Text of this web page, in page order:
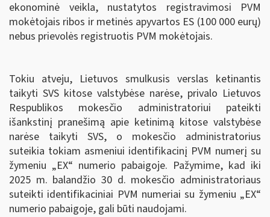
ekonominė veikla, nustatytos registravimosi PVM
mokėtojais ribos ir metinės apyvartos ES (100 000 eurų)
nebus prievolės registruotis PVM mokėtojais.
Tokiu atveju, Lietuvos smulkusis verslas ketinantis
taikyti SVS kitose valstybėse narėse, privalo Lietuvos
Respublikos mokesčio administratoriui pateikti
išankstinį pranešimą apie ketinimą kitose valstybėse
narėse taikyti SVS, o mokesčio administratorius
suteikia tokiam asmeniui identifikacinį PVM numerį su
žymeniu „EX“ numerio pabaigoje. Pažymime, kad iki
2025 m. balandžio 30 d. mokesčio administratoriaus
suteikti identifikaciniai PVM numeriai su žymeniu „EX“
numerio pabaigoje, gali būti naudojami.